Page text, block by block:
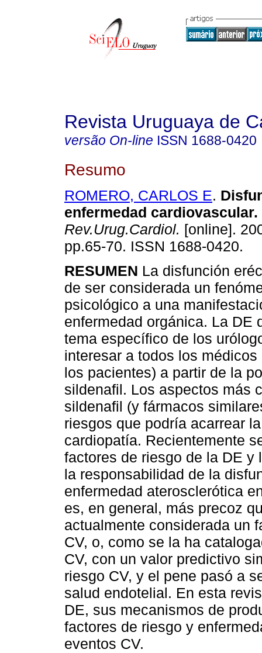
Revista Uruguaya de
versão On-line ISSN 1688-0420
Resumo
ROMERO, CARLOS E.
enfermedad cardiovascular.
Rev.Urug.Cardiol. [online].
pp.65-70. ISSN 1688-0420.
RESUMEN La disfunción
de ser considerada un
psicológico a una
enfermedad orgánica. La DE
tema específico de los
interesar a todos los
los pacientes) a partir de la
sildenafil. Los aspectos más
sildenafil (y fármacos
riesgos que podría acarrear
cardiopatía. Recientemente
factores de riesgo de la DE y
la responsabilidad de la
enfermedad aterosclerótica
es, en general, más precoz
actualmente considerada un
CV, o, como se la ha
CV, con un valor predictivo
riesgo CV, y el pene pasó a
salud endotelial. En esta
DE, sus mecanismos de
factores de riesgo y
eventos CV.